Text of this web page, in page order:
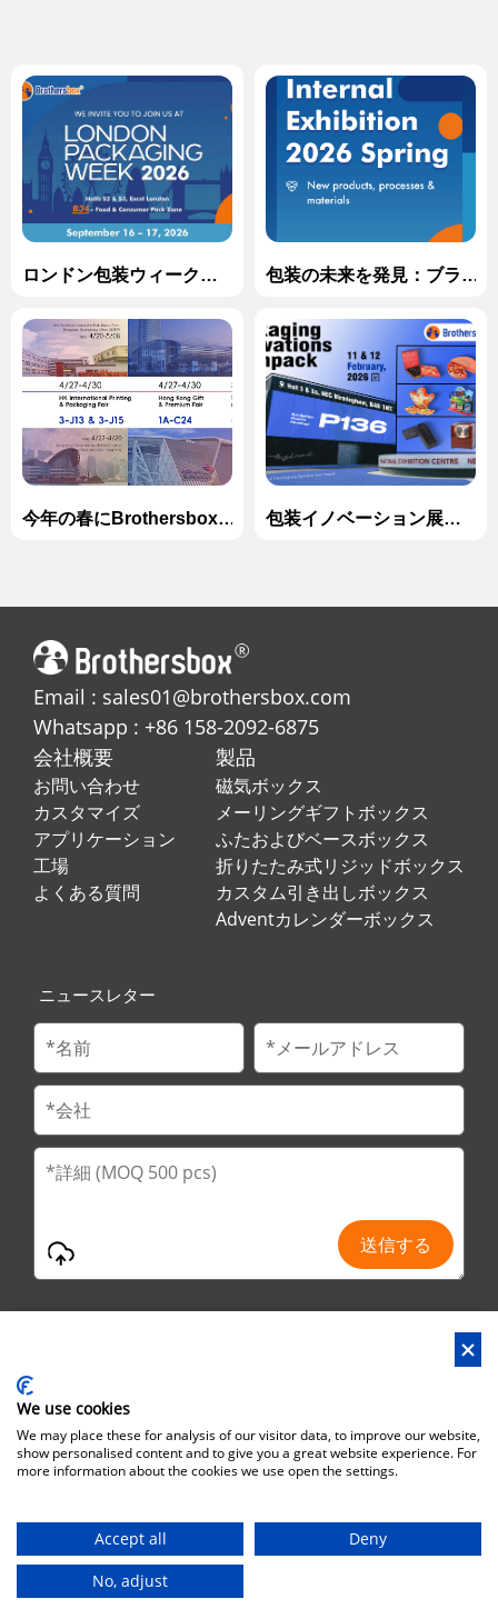
ロンドン包装ウィーク
に参加!
包装の未来を発見：ブラ
のショーケースへご招
待！
今年の春にBrothersbox
包装イノベーション展
Email : sales01@brothersbox.com
Whatsapp : +86 158-2092-6875
会社概要
お問い合わせ
カスタマイズ
アプリケーション
工場
よくある質問
製品
磁気ボックス
メーリングギフトボックス
ふたおよびベースボックス
折りたたみ式リジッドボックス
カスタム引き出しボックス
Adventカレンダーボックス
ニュースレター
アドレス : No.29 Jinfu 2nd Road, Huanan Ind Park,Liaobo市,東莞
市,広東省,中国
オフィスアドレス : No.6 Zhuangyuan Road, Park Songshan Lake,
著作権©ブラザーズボックス・インダストリアル株式会社 一切の
権利は留保されます。
We use cookies
We may place these for analysis of our visitor data, to improve our website,
show personalised content and to give you a great website experience. For
more information about the cookies we use open the settings.
Accept all
Deny
No, adjust